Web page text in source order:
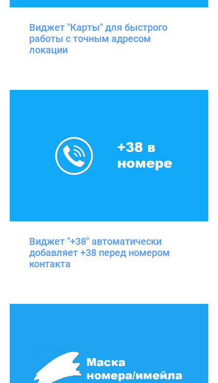
Виджет "Карты" для быстрого
работы с точным адресом
локации
Виджет "+38" автоматически
добавляет +38 перед номером
контакта